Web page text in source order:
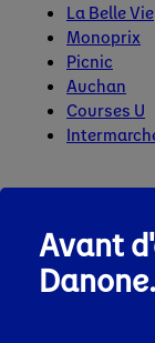
La Belle Vie
Monoprix
Picnic
Auchan
Courses U
Avant